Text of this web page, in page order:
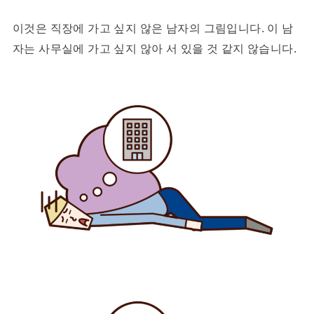
이것은 직장에 가고 싶지 않은 남자의 그림입니다. 이 남
자는 사무실에 가고 싶지 않아 서 있을 것 같지 않습니다.